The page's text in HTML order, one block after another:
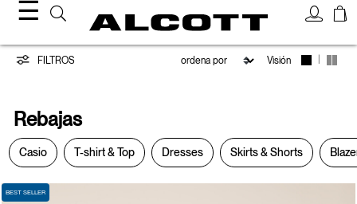
☰
Rebajas
FILTROS Visión
Rebajas
Casio T-shirt & Top Dresses Skirts & Shorts
BEST SELLER